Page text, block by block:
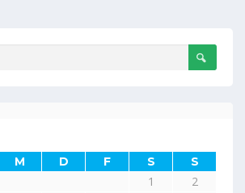
M D F S S
1
2